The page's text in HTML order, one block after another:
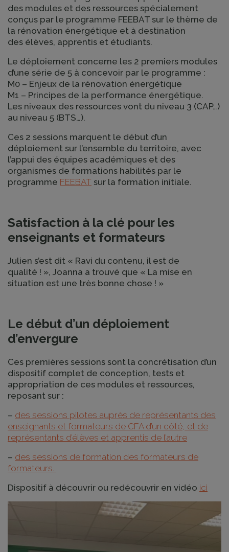
des modules et des ressources spécialement
conçus par le programme FEEBAT sur le thème de
la rénovation énergétique et à destination
des élèves, apprentis et étudiants.
Le déploiement concerne les 2 premiers modules
d’une série de 5 à concevoir par le programme :
M0 – Enjeux de la rénovation énergétique
M1 – Principes de la performance énergétique.
Les niveaux des ressources vont du niveau 3 (CAP…)
au niveau 5 (BTS…).
Ces 2 sessions marquent le début d’un
déploiement sur l’ensemble du territoire, avec
l’appui des équipes académiques et des
organismes de formations habilités par le
programme FEEBAT sur la formation initiale.
Satisfaction à la clé pour les
enseignants et formateurs
Julien s’est dit « Ravi du contenu, il est de
qualité ! », Joanna a trouvé que « La mise en
situation est une très bonne chose ! »
Le début d’un déploiement
d’envergure
Ces premières sessions sont la concrétisation d’un
dispositif complet de conception, tests et
appropriation de ces modules et ressources,
reposant sur :
– des sessions pilotes auprès de représentants des
enseignants et formateurs de CFA d’un côté, et de
représentants d’élèves et apprentis de l’autre
– des sessions de formation des formateurs de
formateurs.
Dispositif à découvrir ou redécouvrir en vidéo ici